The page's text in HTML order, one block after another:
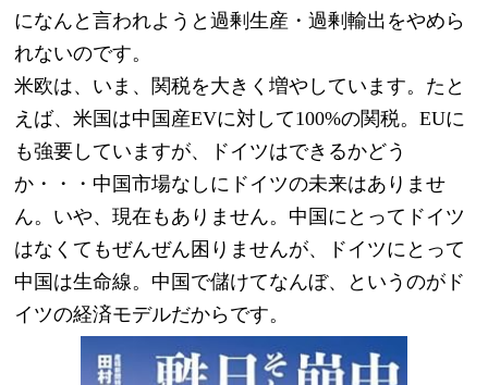
になんと言われようと過剰生産・過剰輸出をやめら
れないのです。
米欧は、いま、関税を大きく増やしています。たと
えば、米国は中国産EVに対して100%の関税。EUに
も強要していますが、ドイツはできるかどう
か・・・中国市場なしにドイツの未来はありませ
ん。いや、現在もありません。中国にとってドイツ
はなくてもぜんぜん困りませんが、ドイツにとって
中国は生命線。中国で儲けてなんぼ、というのがド
イツの経済モデルだからです。